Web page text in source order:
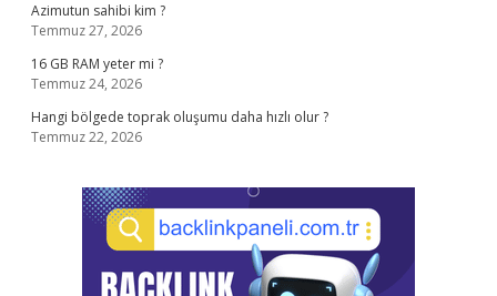
Azimutun sahibi kim ?
Temmuz 27, 2026
16 GB RAM yeter mi ?
Temmuz 24, 2026
Hangi bölgede toprak oluşumu daha hızlı olur ?
Temmuz 22, 2026